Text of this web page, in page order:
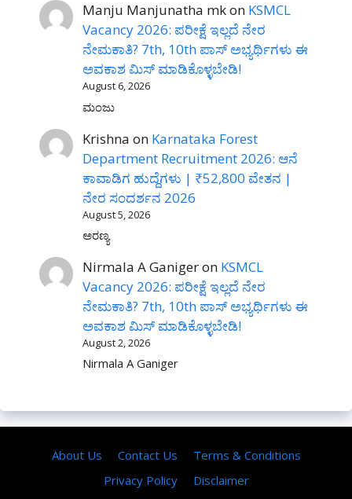
Manju Manjunatha mkon KSMCL
Vacancy 2026: ಪರೀಕ್ಷೆ ಇಲ್ಲದೆ ನೇರ
ನೇಮಕಾತಿ? 7th, 10th ಪಾಸ್ ಅಭ್ಯರ್ಥಿಗಳು ಈ
ಅವಕಾಶ ಮಿಸ್ ಮಾಡಿಕೊಳ್ಳಬೇಡಿ!
August 6, 2026
ಮಂಜು
Krishna on Karnataka Forest
Department Recruitment 2026: ಆನೆ
ಕಾವಾಡಿಗ ಹುದ್ದೆಗಳು | ₹52,800 ವೇತನ |
ನೇರ ಸಂದರ್ಶನ 2026
August 5, 2026
ಅರಣ್ಯ
Nirmala A Ganigeron KSMCL
Vacancy 2026: ಪರೀಕ್ಷೆ ಇಲ್ಲದೆ ನೇರ
ನೇಮಕಾತಿ? 7th, 10th ಪಾಸ್ ಅಭ್ಯರ್ಥಿಗಳು ಈ
ಅವಕಾಶ ಮಿಸ್ ಮಾಡಿಕೊಳ್ಳಬೇಡಿ!
August 2, 2026
Nirmala A Ganiger
About Us Contact Us
Terms & Conditions
Privacy Policy
Disclaimer